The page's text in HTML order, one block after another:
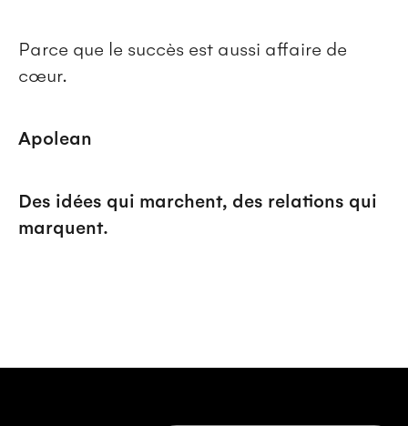
Parce que le succès est aussi affaire de
cœur.
Apolean
Des idées qui marchent, des relations qui
marquent.